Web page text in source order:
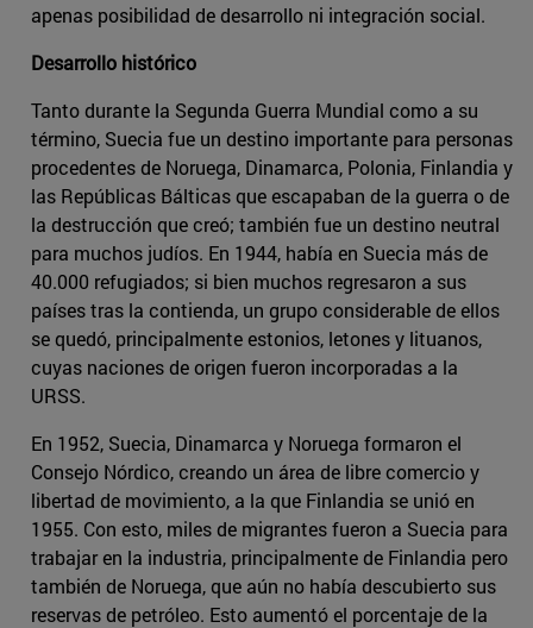
apenas posibilidad de desarrollo ni integración social.
Desarrollo histórico
Tanto durante la Segunda Guerra Mundial como a su
término, Suecia fue un destino importante para personas
procedentes de Noruega, Dinamarca, Polonia, Finlandia y
las Repúblicas Bálticas que escapaban de la guerra o de
la destrucción que creó; también fue un destino neutral
para muchos judíos. En 1944, había en Suecia más de
40.000 refugiados; si bien muchos regresaron a sus
países tras la contienda, un grupo considerable de ellos
se quedó, principalmente estonios, letones y lituanos,
cuyas naciones de origen fueron incorporadas a la
URSS.
En 1952, Suecia, Dinamarca y Noruega formaron el
Consejo Nórdico, creando un área de libre comercio y
libertad de movimiento, a la que Finlandia se unió en
1955. Con esto, miles de migrantes fueron a Suecia para
trabajar en la industria, principalmente de Finlandia pero
también de Noruega, que aún no había descubierto sus
reservas de petróleo. Esto aumentó el porcentaje de la